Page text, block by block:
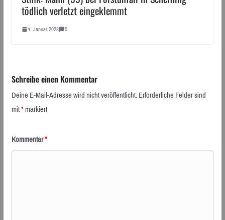
tödlich verletzt eingeklemmt
4. Januar 2023 0
Schreibe einen Kommentar
Deine E-Mail-Adresse wird nicht veröffentlicht.Erforderliche Felder sind
mit*markiert
Kommentar*